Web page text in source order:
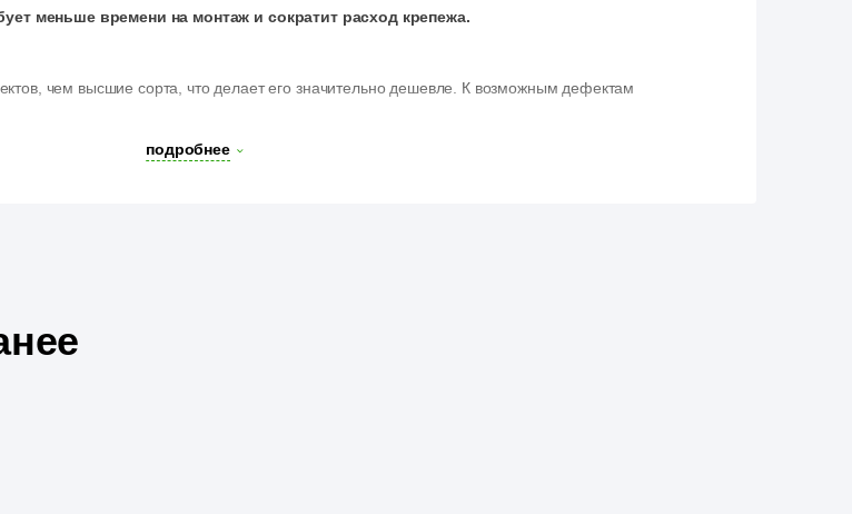
меньше времени на монтаж и сократит расход крепежа.
чем высшие сорта, что делает его значительно дешевле. К возможным дефектам
сучков, которые не влияют на общую прочность материала, но могут требовать
подробнее